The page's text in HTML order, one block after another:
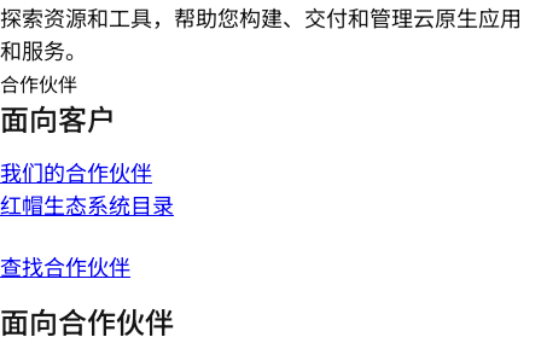
探索资源和工具，帮助您构建、交付和管理云原生应用
和服务。
合作伙伴
面向客户
我们的合作伙伴
红帽生态系统目录
查找合作伙伴
面向合作伙伴